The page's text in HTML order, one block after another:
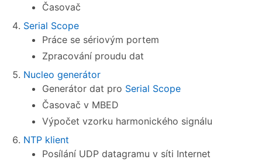
Časovač
Serial Scope
Práce se sériovým portem
Zpracování proudu dat
Nucleo generátor
Generátor dat pro Serial Scope
Časovač v MBED
Výpočet vzorku harmonického signálu
NTP klient
Posílání UDP datagramu v síti Internet